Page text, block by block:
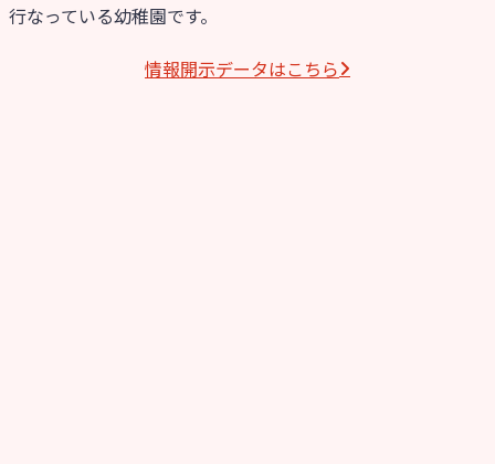
行なっている幼稚園です。
情報開⽰データはこちら